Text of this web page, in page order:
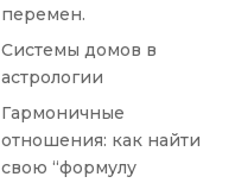
перемен.
Системы домов в
астрологии
Гармоничные
отношения: как найти
свою “формулу